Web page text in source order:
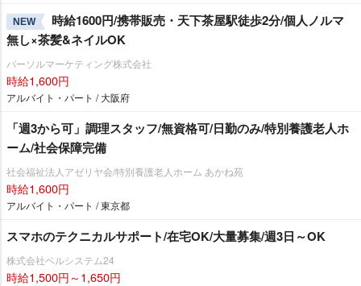
NEW
時給1600円/携帯販売・天下茶屋駅徒歩2分/個人ノルマ
無し×茶髪&ネイルOK
パーソルマーケティング株式会社
時給1,600円
アルバイト・パート / 大阪府
「週3から可」調理スタッフ/無資格可/日勤のみ/特別養護老人ホ
ーム/社会保障完備
社会福祉法人アゼリヤ会/特別養護老人ホーム あかね苑
時給1,600円
アルバイト・パート / 東京都
スマホのテクニカルサポート/在宅OK/大量募集/週3日～OK
株式会社ベルシステム24
時給1,500円～1,650円